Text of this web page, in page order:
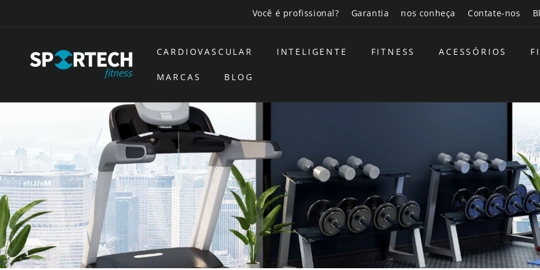
Você é profissional? Garantia nos conheça Contate-nos
CARDIOVASCULAR INTELIGENTE FITNESS ACESSÓRIOS
MARCAS BLOG